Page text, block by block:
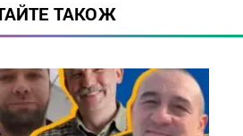
ТАКОЖ